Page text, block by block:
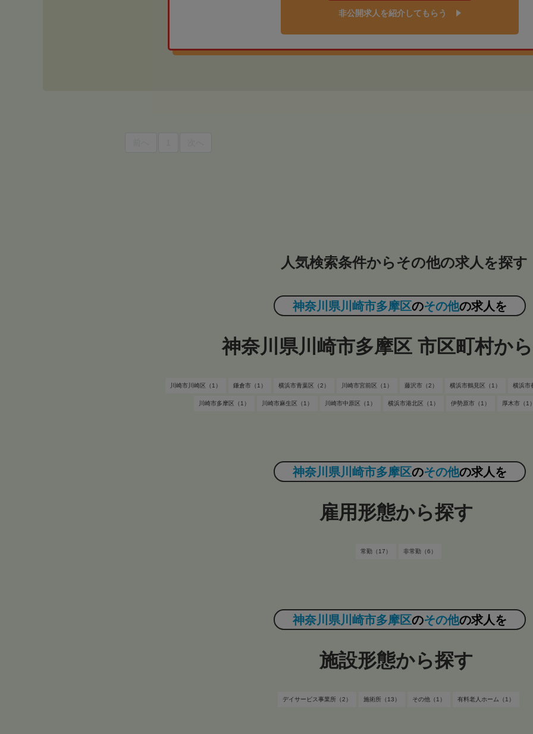
非公開求人を紹介してもらう
人気検索条件からその他の求人を探す
神奈川県川崎市多摩区のその他の求人を
神奈川県川崎市多摩区 市区町村か
川崎市川崎区（1） 鎌倉市（1） 横浜市青葉区（2） 川崎市宮前区（1） 藤沢市（2） 横浜市鶴見区（1） 横浜市
川崎市多摩区（1） 川崎市麻生区（1） 川崎市中原区（1） 横浜市港北区（1） 伊勢原市（1） 厚木市（1
神奈川県川崎市多摩区のその他の求人を
雇用形態から探す
常勤（17） 非常勤（6）
神奈川県川崎市多摩区のその他の求人を
施設形態から探す
デイサービス事業所（2） 施術所（13） その他（1） 有料老人ホーム（1）